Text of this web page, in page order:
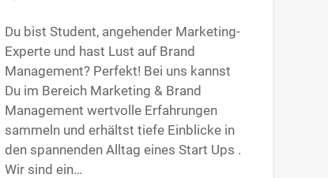
Du bist Student, angehender Marketing-
Experte und hast Lust auf Brand
Management? Perfekt! Bei uns kannst
Du im Bereich Marketing & Brand
Management wertvolle Erfahrungen
sammeln und erhältst tiefe Einblicke in
den spannenden Alltag eines Start Ups .
Wir sind ein…